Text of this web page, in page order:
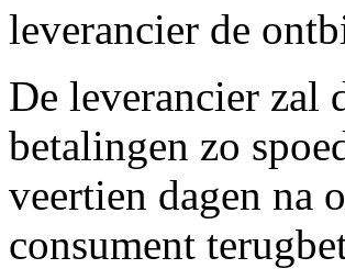
leverancier de
De leverancier zal
betalingen zo
veertien dagen na
consument